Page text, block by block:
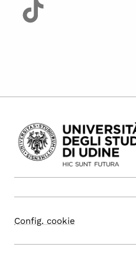
Config. cookie